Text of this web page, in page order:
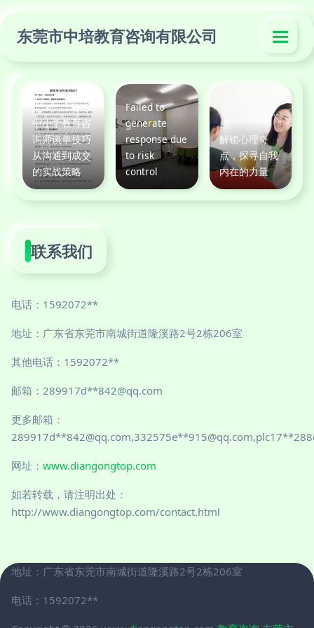
东莞市中培教育咨询有限公司
中小学教育咨
询师谈单技巧
从沟通到成交
的实战策略
Failed to
generate
response due
to risk
control
解锁心理奇
点，探寻自我
内在的力量
联系我们
电话：1592072**
地址：广东省东莞市南城街道隆溪路2号2栋206室
其他电话：1592072**
邮箱：289917d**842@qq.com
更多邮箱：
289917d**842@qq.com,332575e**915@qq.com,plc17**
网址： www.diangongtop.com
如若转载，请注明出处：
http://www.diangongtop.com/contact.html
地址：广东省东莞市南城街道隆溪路2号2栋206室
电话：1592072**